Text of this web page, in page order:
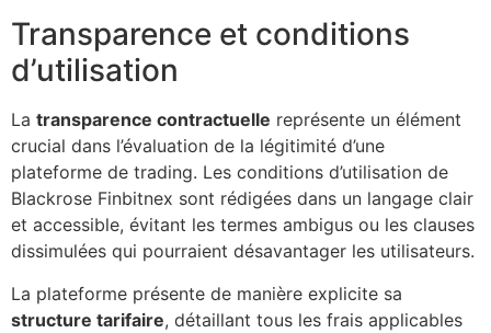
Transparence et conditions
d’utilisation
La transparence contractuelle représente un élément
crucial dans l’évaluation de la légitimité d’une
plateforme de trading. Les conditions d’utilisation de
Blackrose Finbitnex sont rédigées dans un langage clair
et accessible, évitant les termes ambigus ou les clauses
dissimulées qui pourraient désavantager les utilisateurs.
La plateforme présente de manière explicite sa
structure tarifaire, détaillant tous les frais applicables